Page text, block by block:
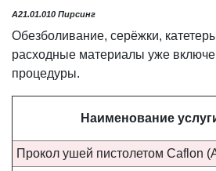
A21.01.010 Пирсинг
Обезболивание, серёжки,
расходные материалы уже
процедуры.
Наименование
Прокол ушей пистолетом Caflon